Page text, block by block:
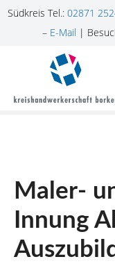
Südkreis Tel.: 02871
– E-Mail |
Maler-
Innung